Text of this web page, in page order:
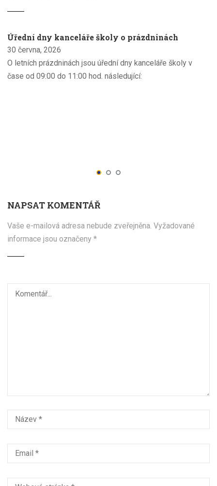
Úřední dny kanceláře školy o prázdninách
30 června, 2026
O letních prázdninách jsou úřední dny kanceláře školy v
čase od 09:00 do 11:00 hod. následující:
NAPSAT KOMENTÁŘ
Vaše e-mailová adresa nebude zveřejněna. Vyžadované
informace jsou označeny *